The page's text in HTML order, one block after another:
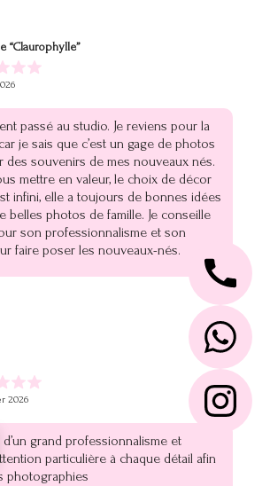
“Claurophylle”
passé au studio. Je reviens pour la
je sais que c’est un gage de photos
des souvenirs de mes nouveaux nés.
mettre en valeur, le choix de décor
infini, elle a toujours de bonnes idées
belles photos de famille. Je conseille
son professionnalisme et son
faire poser les nouveaux-nés.
2026
d’un grand professionnalisme et
particulière à chaque détail afin
photographies